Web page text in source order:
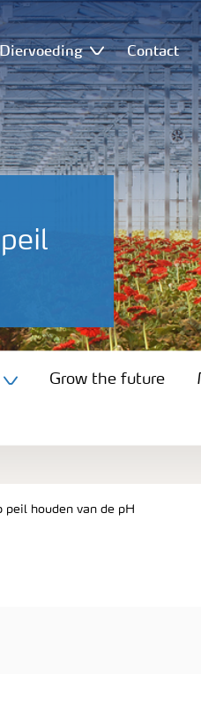
Diervoeding Contact
Grow the future
peil houden van de pH